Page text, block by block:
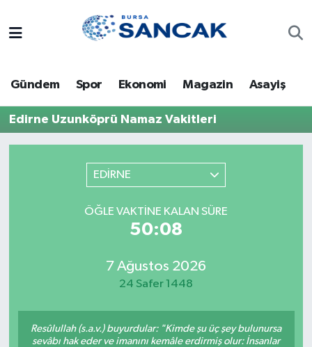
Gündem Spor Ekonomi Magazin Asayiş
Edirne Uzunköprü Namaz Vakitleri
EDİRNE
ÖĞLE VAKTINE KALAN SÜRE
50:08
7 Ağustos 2026
24 Safer 1448
Resûlullah (s.a.v.) buyurdular: "Kimde şu üç şey bulunursa
sevâbı hak eder ve imanını kemâle erdirmiş olur: İnsanlar
Bursa
Dünya
Sağlık
Trafik Durumu
Süper Lig Puan Durumu ve Fikstür